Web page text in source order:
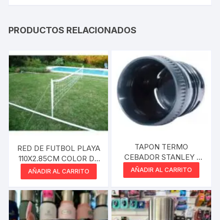
PRODUCTOS RELACIONADOS
RED DE FUTBOL PLAYA
110X2.85CM COLOR DE
RIVER
AÑADIR AL CARRITO
TAPON TERMO
CEBADOR STANLEY /
KUSHIRO –
ALTERNATIVOS
BLISTER STANLEY
AÑADIR AL CARRITO